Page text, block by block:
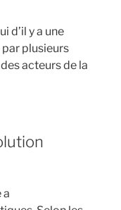
d’il y a une
plusieurs
acteurs de la
a